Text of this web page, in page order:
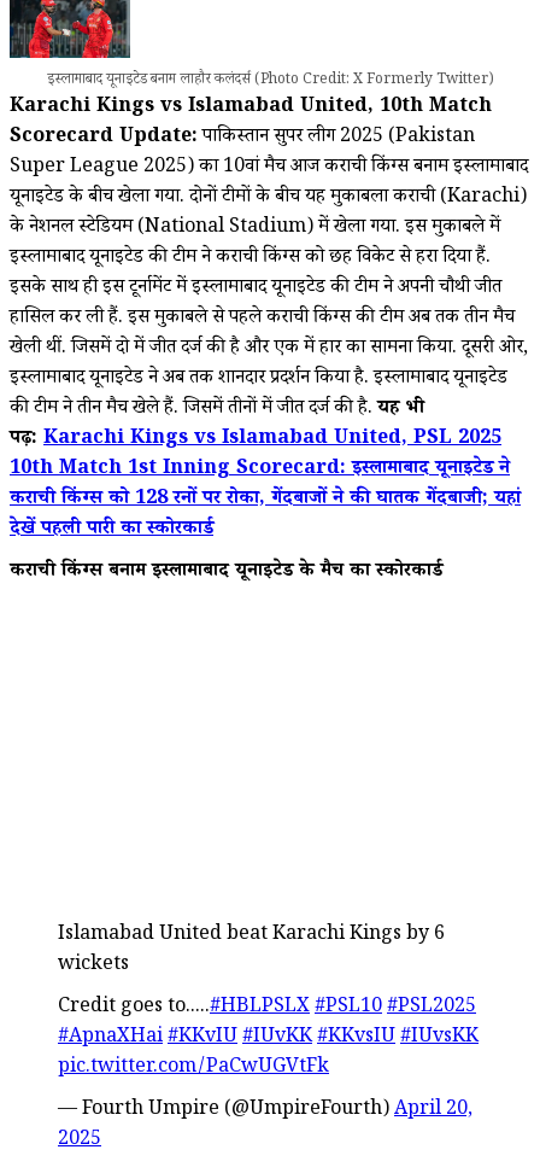
इस्लामाबाद यूनाइटेड बनाम लाहौर कलंदर्स (Photo Credit: X Formerly Twitter)
Karachi Kings vs Islamabad United, 10th Match
Scorecard Update:पाकिस्तान सुपर लीग 2025 (Pakistan
Super League 2025) का 10वां मैच आज कराची किंग्स बनाम इस्लामाबाद
यूनाइटेड के बीच खेला गया. दोनों टीमों के बीच यह मुकाबला कराची (Karachi)
के नेशनल स्टेडियम (National Stadium) में खेला गया. इस मुकाबले में
इस्लामाबाद यूनाइटेड की टीम ने कराची किंग्स को छह विकेट से हरा दिया हैं.
इसके साथ ही इस टूर्नामेंट में इस्लामाबाद यूनाइटेड की टीम ने अपनी चौथी जीत
हासिल कर ली हैं. इस मुकाबले से पहले कराची किंग्स की टीम अब तक तीन मैच
खेली थीं. जिसमें दो में जीत दर्ज की है और एक में हार का सामना किया. दूसरी ओर,
इस्लामाबाद यूनाइटेड ने अब तक शानदार प्रदर्शन किया है. इस्लामाबाद यूनाइटेड
की टीम ने तीन मैच खेले हैं. जिसमें तीनों में जीत दर्ज की है.यह भी
पढ़ें: Karachi Kings vs Islamabad United, PSL 2025
10th Match 1st Inning Scorecard: इस्लामाबाद यूनाइटेड ने
कराची किंग्स को 128 रनों पर रोका, गेंदबाजों ने की घातक गेंदबाजी; यहां
देखें पहली पारी का स्कोरकार्ड
कराची किंग्स बनाम इस्लामाबाद यूनाइटेड के मैच का स्कोरकार्ड
Islamabad United beat Karachi Kings by 6
wickets
Credit goes to.....#HBLPSLX#PSL10#PSL2025
#ApnaXHai#KKvIU#IUvKK#KKvsIU#IUvsKK
pic.twitter.com/PaCwUGVtFk
— Fourth Umpire (@UmpireFourth)April 20,
2025